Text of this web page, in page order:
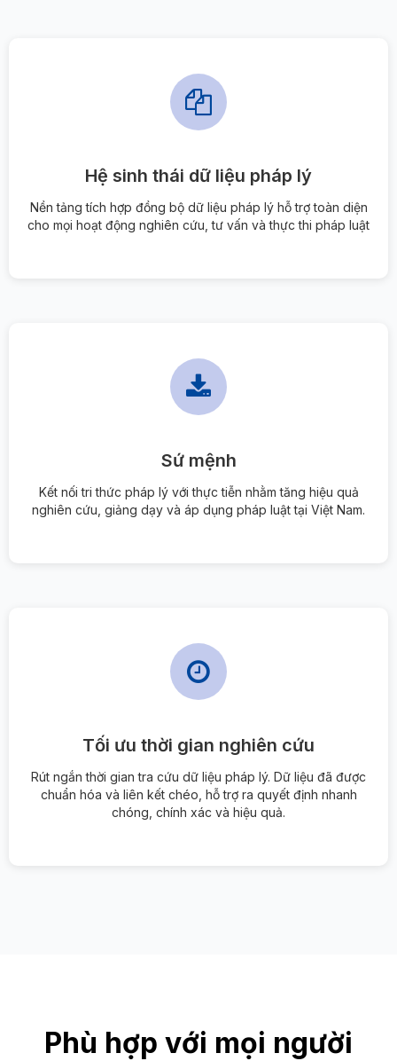
Hệ sinh thái dữ liệu pháp lý
Nền tảng tích hợp đồng bộ dữ liệu pháp lý hỗ trợ toàn diện
cho mọi hoạt động nghiên cứu, tư vấn và thực thi pháp luật
Sứ mệnh
Kết nối tri thức pháp lý với thực tiễn nhằm tăng hiệu quả
nghiên cứu, giảng dạy và áp dụng pháp luật tại Việt Nam.
Tối ưu thời gian nghiên cứu
Rút ngắn thời gian tra cứu dữ liệu pháp lý. Dữ liệu đã được
chuẩn hóa và liên kết chéo, hỗ trợ ra quyết định nhanh
chóng, chính xác và hiệu quả.
Phù hợp với mọi người